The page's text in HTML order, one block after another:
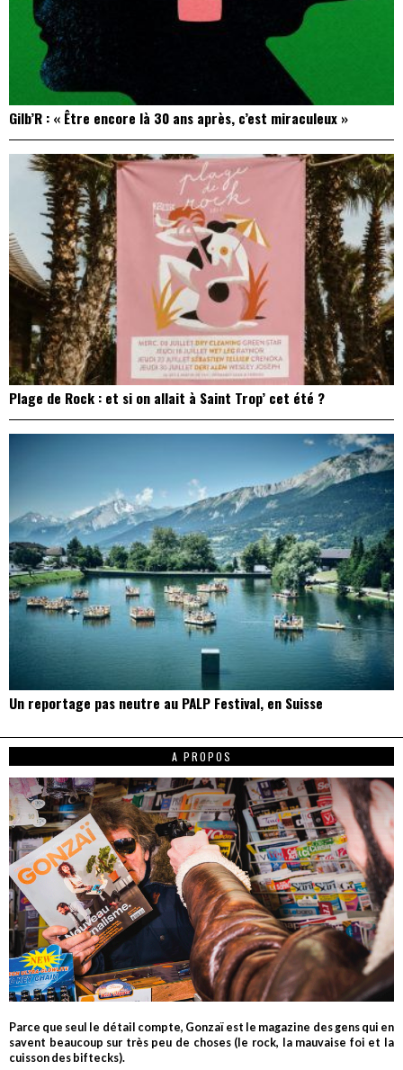
Gilb’R : « Être encore là 30 ans après, c’est miraculeux »
Plage de Rock : et si on allait à Saint Trop’ cet été ?
Un reportage pas neutre au PALP Festival, en Suisse
A PROPOS
Parce que seul le détail compte, Gonzaï est le magazine des gens qui en
savent beaucoup sur très peu de choses (le rock, la mauvaise foi et la
cuisson des biftecks).